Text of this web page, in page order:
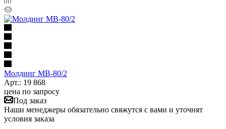
Молдинг МВ-80/2
Арт.: 19 868
цена по запросу
Под заказ
Наши менеджеры обязательно свяжутся с вами и уточнят
условия заказа